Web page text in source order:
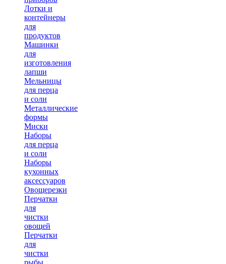
Лотки и
контейнеры
для
продуктов
Машинки
для
изготовления
лапши
Мельницы
для перца
и соли
Металлические
формы
Миски
Наборы
для перца
и соли
Наборы
кухонных
аксессуаров
Овощерезки
Перчатки
для
чистки
овощей
Перчатки
для
чистки
рыбы